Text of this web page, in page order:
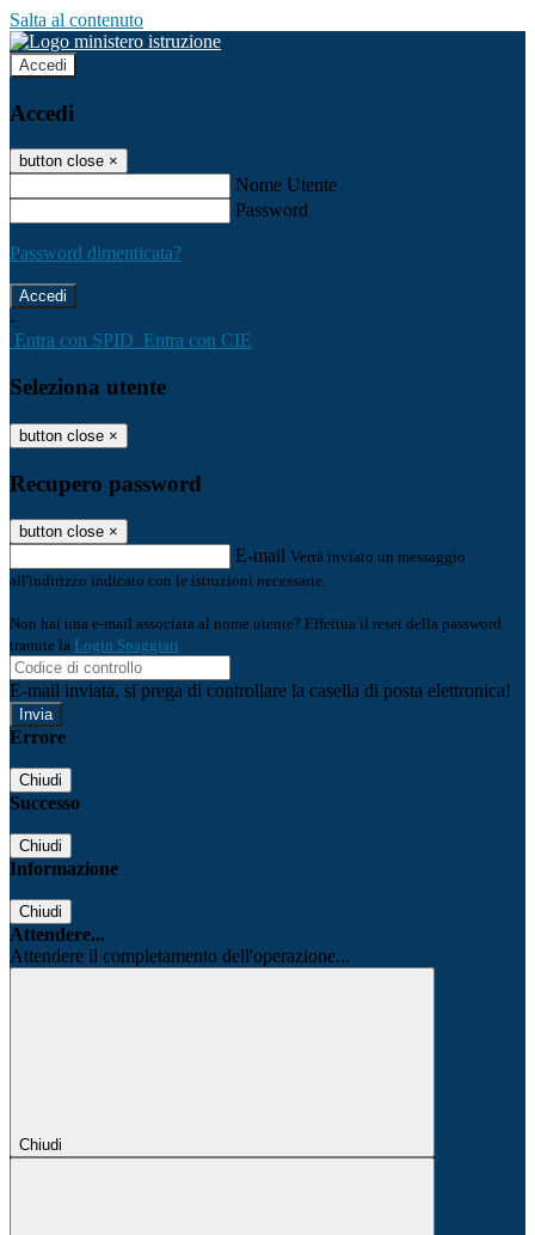
Salta al contenuto
Accedi
Accedi
button close ×
Nome Utente
Password
Password dimenticata?
-
Entra con SPID Entra con CIE
Seleziona utente
button close ×
Recupero password
button close ×
E-mail Verrà inviato un messaggio
all'indirizzo indicato con le istruzioni necessarie.
Non hai una e-mail associata al nome utente? Effettua il reset della password
tramite la Login Spaggiari
E-mail inviata, si prega di controllare la casella di posta elettronica!
Errore
Chiudi
Successo
Chiudi
Informazione
Chiudi
Attendere...
Attendere il completamento dell'operazione...
Chiudi